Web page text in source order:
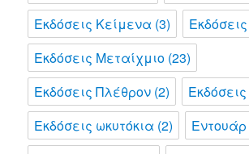
Εκδόσεις Κείμενα (3)
Εκδόσεις Μεταίχμιο (23)
Εκδόσεις Πλέθρον (2)
Εκδόσεις ωκυτόκια (2) Εντουάρ